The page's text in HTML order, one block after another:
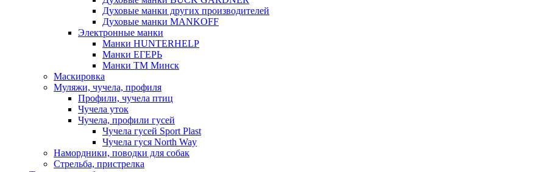
Духовые манки других производителей
Духовые манки MANKOFF
Электронные манки
Манки HUNTERHELP
Манки ЕГЕРЬ
Манки ТМ Минск
Маскировка
Муляжи, чучела, профиля
Профили, чучела птиц
Чучела уток
Чучела, профили гусей
Чучела гусей Sport Plast
Чучела гуся North Way
Намордники, поводки для собак
Стрельба, пристрелка